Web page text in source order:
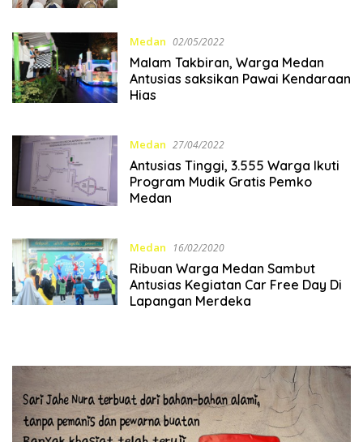
Medan 02/05/2022
Malam Takbiran, Warga Medan
Antusias saksikan Pawai Kendaraan
Hias
Medan 27/04/2022
Antusias Tinggi, 3.555 Warga Ikuti
Program Mudik Gratis Pemko
Medan
Medan 16/02/2020
Ribuan Warga Medan Sambut
Antusias Kegiatan Car Free Day Di
Lapangan Merdeka